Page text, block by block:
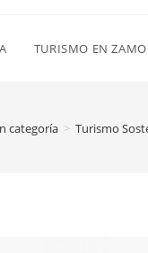
TURISMO EN
categoría > Turismo